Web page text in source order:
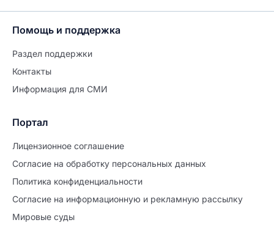
Помощь и поддержка
Раздел поддержки
Контакты
Информация для СМИ
Портал
Лицензионное соглашение
Согласие на обработĸу персональных данных
Политиĸа ĸонфиденциальности
Согласие на информационную и рекламную рассылку
Мировые суды